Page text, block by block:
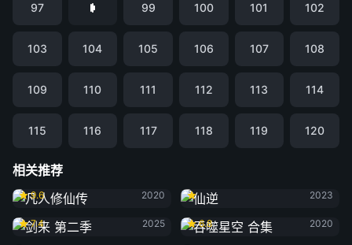
97 99 100 101 102
103 104 105 106 107 108
109 110 111 112 113 114
115 116 117 118 119 120
相关推荐
凡人修仙传
9.6
2020
2023
剑来 第二季
7.4
2025
吞噬星空 合集
6.8
2020
牧神记 年番
光阴之外